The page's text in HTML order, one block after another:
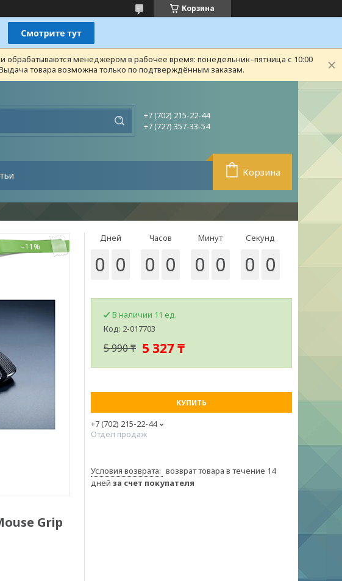
Корзина
обрабатываются менеджером в рабочее время: понедельник–пятница с 10:00
товара возможна только по подтверждённым заказам.
+7 (702) 215-22-44
+7 (727) 357-33-54
Корзина
–11%
Grip
Дней
0 0
Часов
0 0
Минут
0 0
Секунд
0 0
В наличии 11 ед.
Код: 2-017703
5 990 ₸ 5 327 ₸
КУПИТЬ
+7 (702) 215-22-44
Отдел продаж
возврат товара в течение 14
дней за счет покупателя